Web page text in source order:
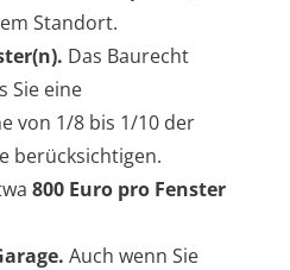
Standort.
Das Baurecht
Sie eine
von 1/8 bis 1/10 der
berücksichtigen.
800 Euro pro Fenster
Auch wenn Sie